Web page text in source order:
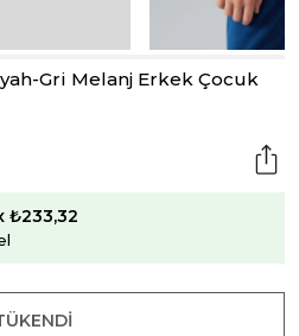
Gri Melanj Erkek Çocuk
₺233,32